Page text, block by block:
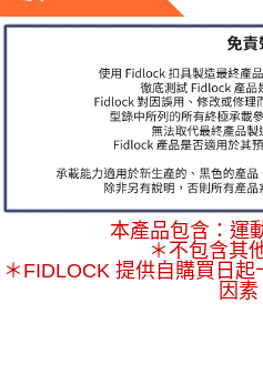
本產品包含：運
＊不包含其
＊FIDLOCK 提供自購買日
因素